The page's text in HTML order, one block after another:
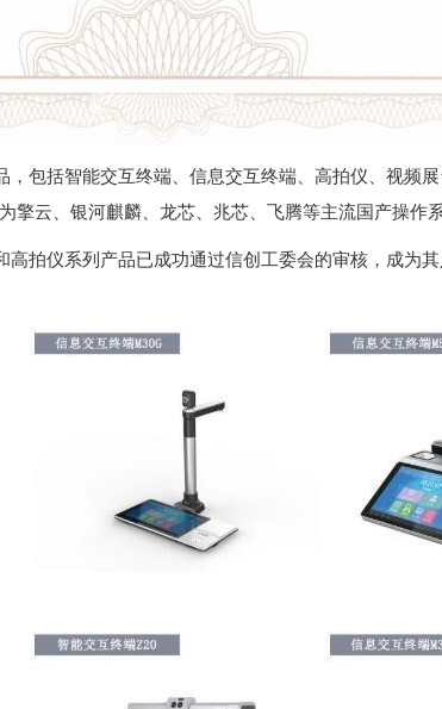
包括智能交互终端、信息交互终端、高拍仪、视频
云、银河麒麟、龙芯、兆芯、飞腾等主流国产操作
拍仪系列产品已成功通过信创工委会的审核，成为